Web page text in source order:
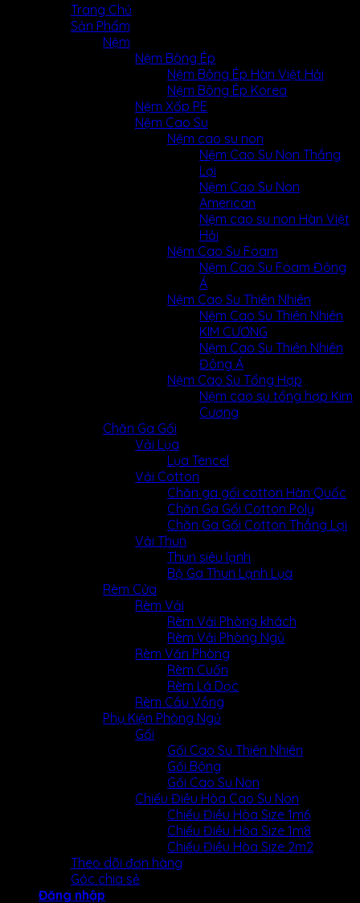
Trang Chủ
Sản Phẩm
Nệm
Nệm Bông Ép
Nệm Bông Ép Hàn Việt Hải
Nệm Bông Ép Korea
Nệm Xốp PE
Nệm Cao Su
Nệm cao su non
Nệm Cao Su Non Thắng
Lợi
Nệm Cao Su Non
American
Nệm cao su non Hàn Việt
Hải
Nệm Cao Su Foam
Nệm Cao Su Foam Đông
Á
Nệm Cao Su Thiên Nhiên
Nệm Cao Su Thiên Nhiên
KIM CƯƠNG
Nệm Cao Su Thiên Nhiên
Đông Á
Nệm Cao Su Tổng Hợp
Nệm cao su tổng hợp Kim
Cương
Chăn Ga Gối
Vải Lụa
Lụa Tencel
Vải Cotton
Chăn ga gối cotton Hàn Quốc
Chăn Ga Gối Cotton Poly
Chăn Ga Gối Cotton Thắng Lợi
Vải Thun
Thun siêu lạnh
Bộ Ga Thun Lạnh Lụa
Rèm Cửa
Rèm Vải
Rèm Vải Phòng khách
Rèm Vải Phòng Ngủ
Rèm Văn Phòng
Rèm Cuốn
Rèm Lá Dọc
Rèm Cầu Vồng
Phụ Kiện Phòng Ngủ
Gối
Gối Cao Su Thiên Nhiên
Gối Bông
Gối Cao Su Non
Chiếu Điều Hòa Cao Su Non
Chiếu Điều Hòa Size 1m6
Chiếu Điều Hòa Size 1m8
Chiếu Điều Hòa Size 2m2
Theo dõi đơn hàng
Góc chia sẻ
Đăng nhập